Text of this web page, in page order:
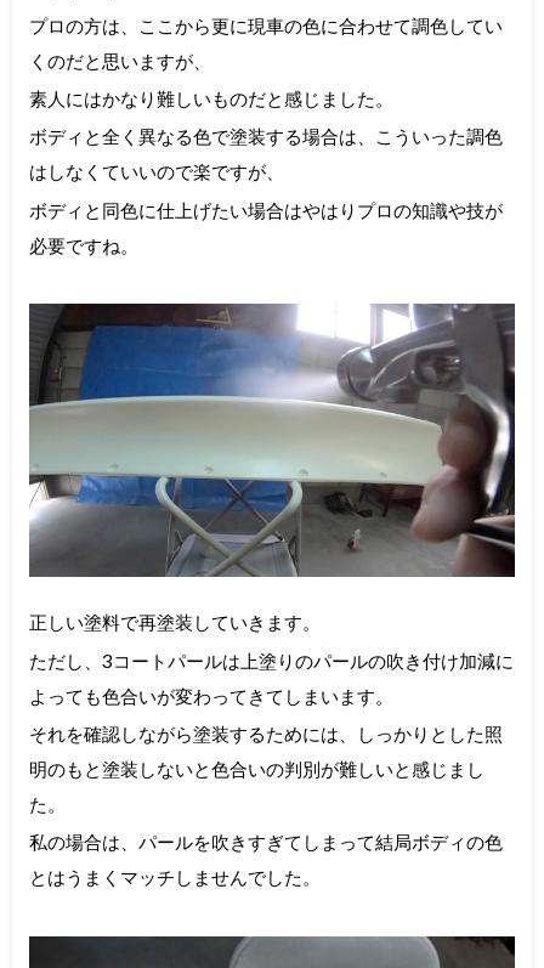
プロの方は、ここから更に現車の色に合わせて調色してい
くのだと思いますが、
素人にはかなり難しいものだと感じました。
ボディと全く異なる色で塗装する場合は、こういった調色
はしなくていいので楽ですが、
ボディと同色に仕上げたい場合はやはりプロの知識や技が
必要ですね。
正しい塗料で再塗装していきます。
ただし、3コートパールは上塗りのパールの吹き付け加減に
よっても色合いが変わってきてしまいます。
それを確認しながら塗装するためには、しっかりとした照
明のもと塗装しないと色合いの判別が難しいと感じまし
た。
私の場合は、パールを吹きすぎてしまって結局ボディの色
とはうまくマッチしませんでした。